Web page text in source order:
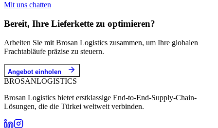
Mit uns chatten
Bereit, Ihre Lieferkette zu optimieren?
Arbeiten Sie mit Brosan Logistics zusammen, um Ihre globalen
Frachtabläufe präzise zu steuern.
Angebot einholen
BROSANLOGISTICS
Brosan Logistics bietet erstklassige End-to-End-Supply-Chain-
Lösungen, die die Türkei weltweit verbinden.